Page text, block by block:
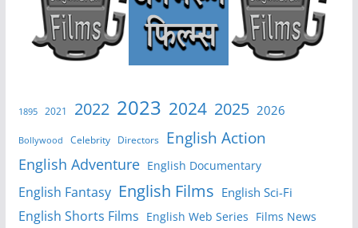
1895 2021 2022 2023 2024 2025 2026
Bollywood Celebrity Directors English Action
English Adventure English Documentary
English Fantasy English Films English Sci-Fi
English Shorts Films English Web Series Films News